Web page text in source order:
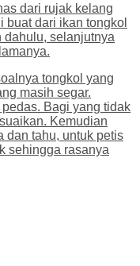
dari rujak kelang
dari ikan tongkol
dahulu, selanjutnya
tongkol yang
masih segar.
Bagi yang tidak
Kemudian
dan tahu, untuk petis
sehingga rasanya